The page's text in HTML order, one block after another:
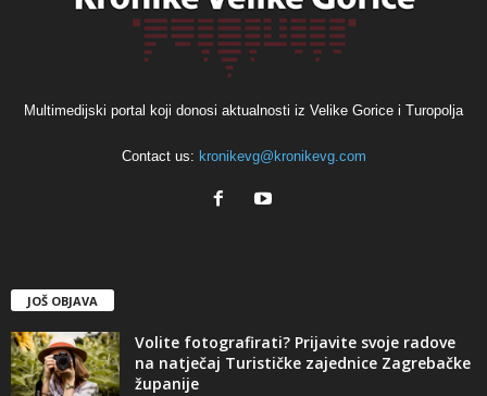
Multimedijski portal koji donosi aktualnosti iz Velike Gorice i Turopolja
Contact us: kronikevg@kronikevg.com
JOŠ OBJAVA
Volite fotografirati? Prijavite svoje radove
na natječaj Turističke zajednice Zagrebačke
županije